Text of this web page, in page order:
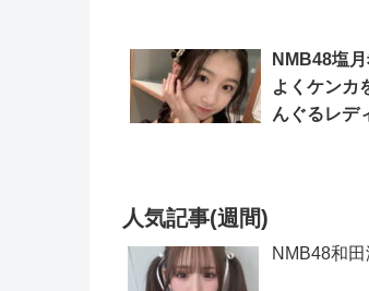
NMB48塩
よくケンカ
んぐるレデ
人気記事(週間)
NMB48和